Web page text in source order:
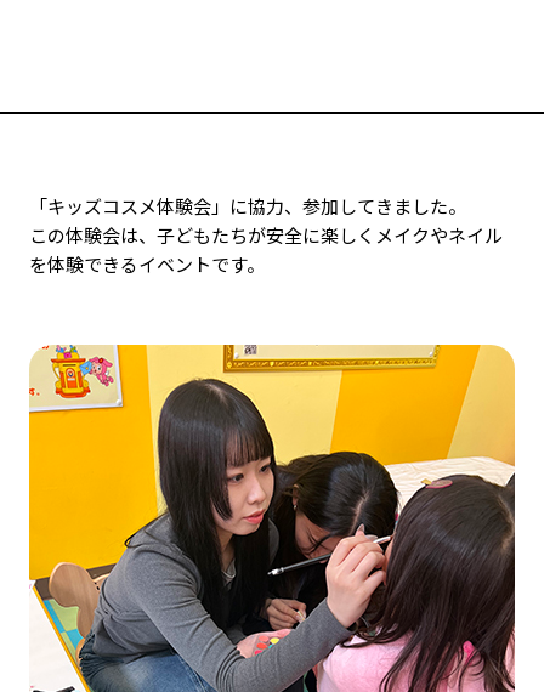
「キッズコスメ体験会」に協力、参加してきました。
この体験会は、子どもたちが安全に楽しくメイクやネイル
を体験できるイベントです。